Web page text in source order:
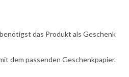
das Produkt als Geschenk
dem passenden Geschenkpapier.